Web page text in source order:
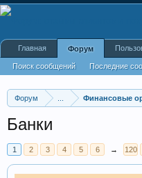
Форум Финансовые
Банки
1 2 3 4 5 6 → 120
Главная Форум
Поиск сообщений Последние